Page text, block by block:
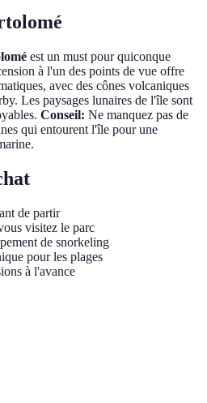
est un must pour quiconque
à l'un des points de vue offre
avec des cônes volcaniques
Les paysages lunaires de l'île sont
Conseil: Ne manquez pas de
qui entourent l'île pour une
de partir
visitez le parc
de snorkeling
pour les plages
à l'avance